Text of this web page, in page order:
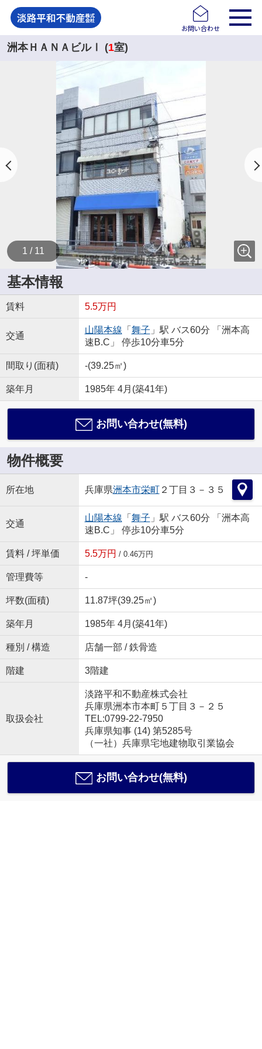
お問い合わせ
洲本ＨＡＮＡビルⅠ (1室)
1 / 11
基本情報
賃料 5.5万円
交通
山陽本線 「 舞子 」駅 バス60分 「洲本高
速B.C」 停歩10分車5分
間取り(面積) -(39.25㎡)
築年月 1985年 4月(築41年)
お問い合わせ(無料)
物件概要
所在地 兵庫県洲本市栄町２丁目３－３５
交通
山陽本線 「 舞子 」駅 バス60分 「洲本高
速B.C」 停歩10分車5分
賃料 / 坪単価 5.5万円 / 0.46万円
管理費等 -
坪数(面積) 11.87坪(39.25㎡)
築年月 1985年 4月(築41年)
種別 / 構造 店舗一部 / 鉄骨造
階建 3階建
取扱会社
淡路平和不動産株式会社
兵庫県洲本市本町５丁目３－２５
TEL:0799-22-7950
兵庫県知事 (14) 第5285号
（一社）兵庫県宅地建物取引業協会
お問い合わせ(無料)